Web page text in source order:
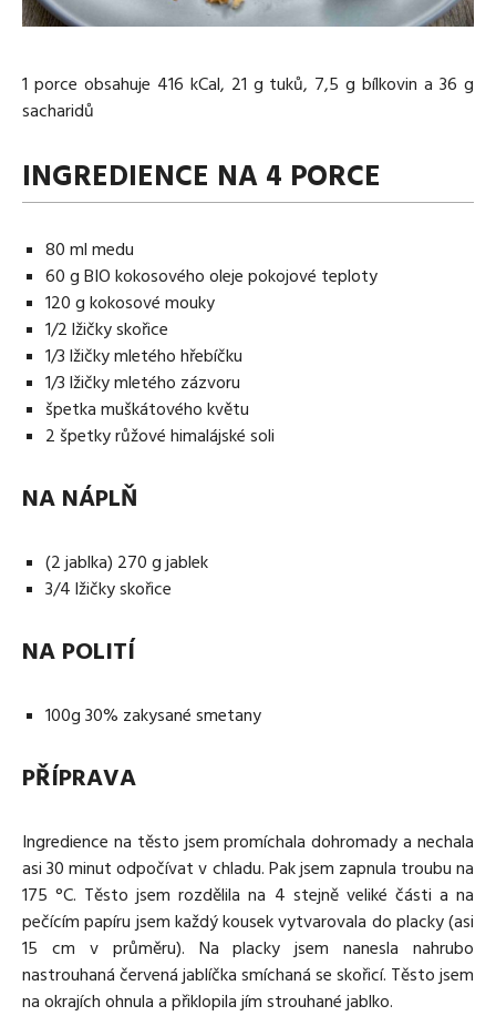
Excentrické posilování
Cvičení do kanceláře
Desetiminutovka
Aktivní uvolnění
Meditace
Výzvy a nácviky
Polévky
Ostatní recepty
Pro koho je Rutina?
Kontakt
1 porce obsahuje 416 kCal, 21 g tuků, 7,5 g bílkovin a 36 g
sacharidů
INGREDIENCE NA 4 PORCE
80 ml medu
60 g BIO kokosového oleje pokojové teploty
120 g kokosové mouky
1/2 lžičky skořice
1/3 lžičky mletého hřebíčku
1/3 lžičky mletého zázvoru
špetka muškátového květu
2 špetky růžové himalájské soli
NA NÁPLŇ
(2 jablka) 270 g jablek
3/4 lžičky skořice
NA POLITÍ
100g 30% zakysané smetany
PŘÍPRAVA
Ingredience na těsto jsem promíchala dohromady a nechala
asi 30 minut odpočívat v chladu. Pak jsem zapnula troubu na
175 °C. Těsto jsem rozdělila na 4 stejně veliké části a na
pečícím papíru jsem každý kousek vytvarovala do placky (asi
15 cm v průměru). Na placky jsem nanesla nahrubo
nastrouhaná červená jablíčka smíchaná se skořicí. Těsto jsem
na okrajích ohnula a přiklopila jím strouhané jablko.